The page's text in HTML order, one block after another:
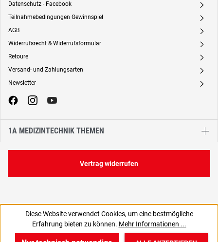
307,74 €
Datenschutz - Facebook A
Teilnahmebedingungen Gewinnspiel A
AGB A
Widerrufsrecht & Widerrufsformular A
Retoure A
Versand- und Zahlungsarten A
Newsletter A
1A MEDIZINTECHNIK THEMEN
Vertrag widerrufen
Diese Website verwendet Cookies, um eine bestmögliche
Erfahrung bieten zu können. Mehr Informationen ...